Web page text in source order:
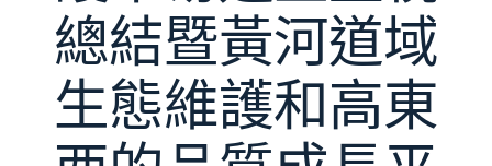
總結暨黃河道域
生態維護和高東